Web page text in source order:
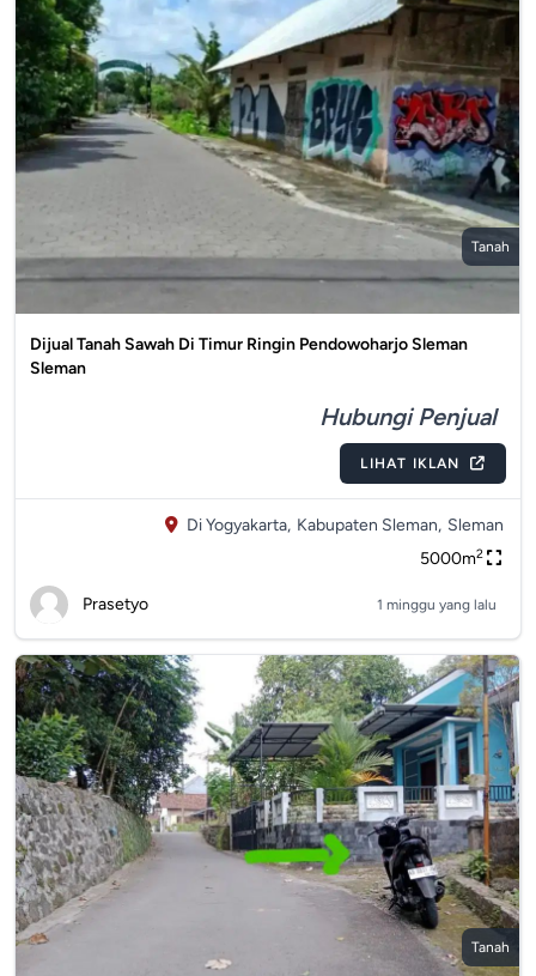
Tanah
Dijual Tanah Sawah Di Timur Ringin Pendowoharjo Sleman
Sleman
Hubungi Penjual
LIHAT IKLAN
Di Yogyakarta, Kabupaten Sleman, Sleman
5000m2
Prasetyo 1 minggu yang lalu
Tanah